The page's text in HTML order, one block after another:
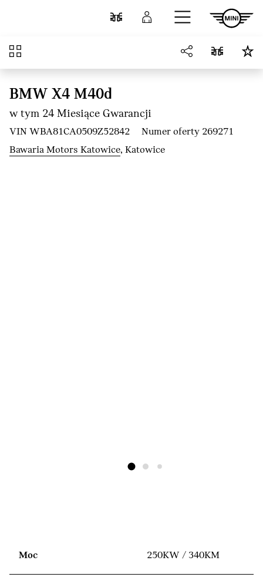
Przejdź do głównej treści
Porównaj Zaloguj się
Przegląd
BMW X4 M40d
w tym 24 Miesiące Gwarancji
VIN WBA81CA0509Z52842
Numer oferty 269271
Bawaria Motors Katowice, Katowice
Moc 250KW / 340KM